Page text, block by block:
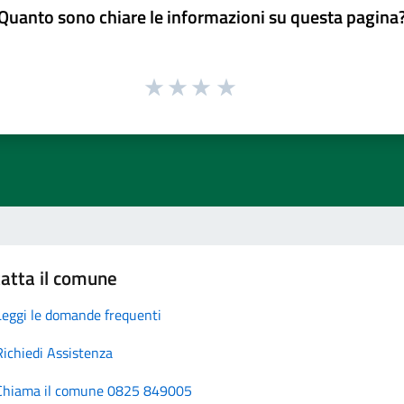
sono chiare le informazioni su questa
il comune
le domande frequenti
Assistenza
il comune 0825 849005